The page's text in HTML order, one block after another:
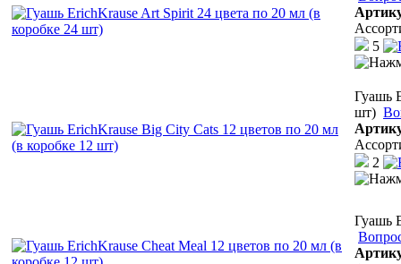
5
Гуашь
шт)
2
Гуашь